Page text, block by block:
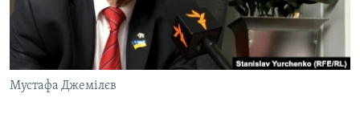
СПЕЦПРОЄКТИ
ПОДКАСТИ
КРИМ РЕАЛІЇ
Мустафа Джемілєв